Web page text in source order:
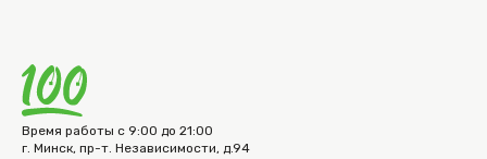
Время работы с 9:00 до 21:00
г. Минск, пр-т. Независимости, д.94